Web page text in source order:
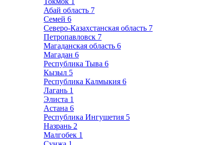
Абай область 7
Семей 6
Северо-Казахстанская область 7
Петропавловск 7
Магаданская область 6
Магадан 6
Республика Тыва 6
Кызыл 5
Республика Калмыкия 6
Лагань 1
Элиста 1
Астана 6
Республика Ингушетия 5
Назрань 2
Малгобек 1